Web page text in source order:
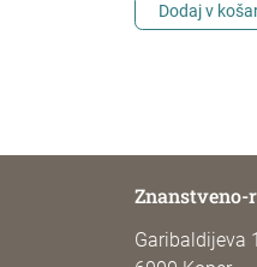
Dodaj v
Znanstveno-
Garibaldijeva 1